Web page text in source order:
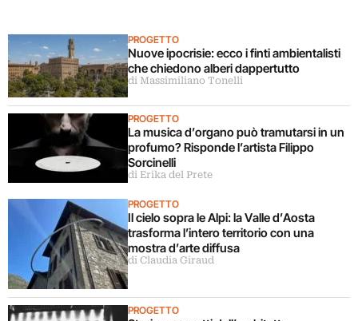
PROGETTO
Nuove ipocrisie: ecco i finti ambientalisti
che chiedono alberi dappertutto
di Massimiliano Tonelli
PROGETTO
La musica d’organo può tramutarsi in un
profumo? Risponde l’artista Filippo
Sorcinelli
di Erika del Prete
PROGETTO
Il cielo sopra le Alpi: la Valle d’Aosta
trasforma l’intero territorio con una
mostra d’arte diffusa
di Claudia Giraud
PROGETTO